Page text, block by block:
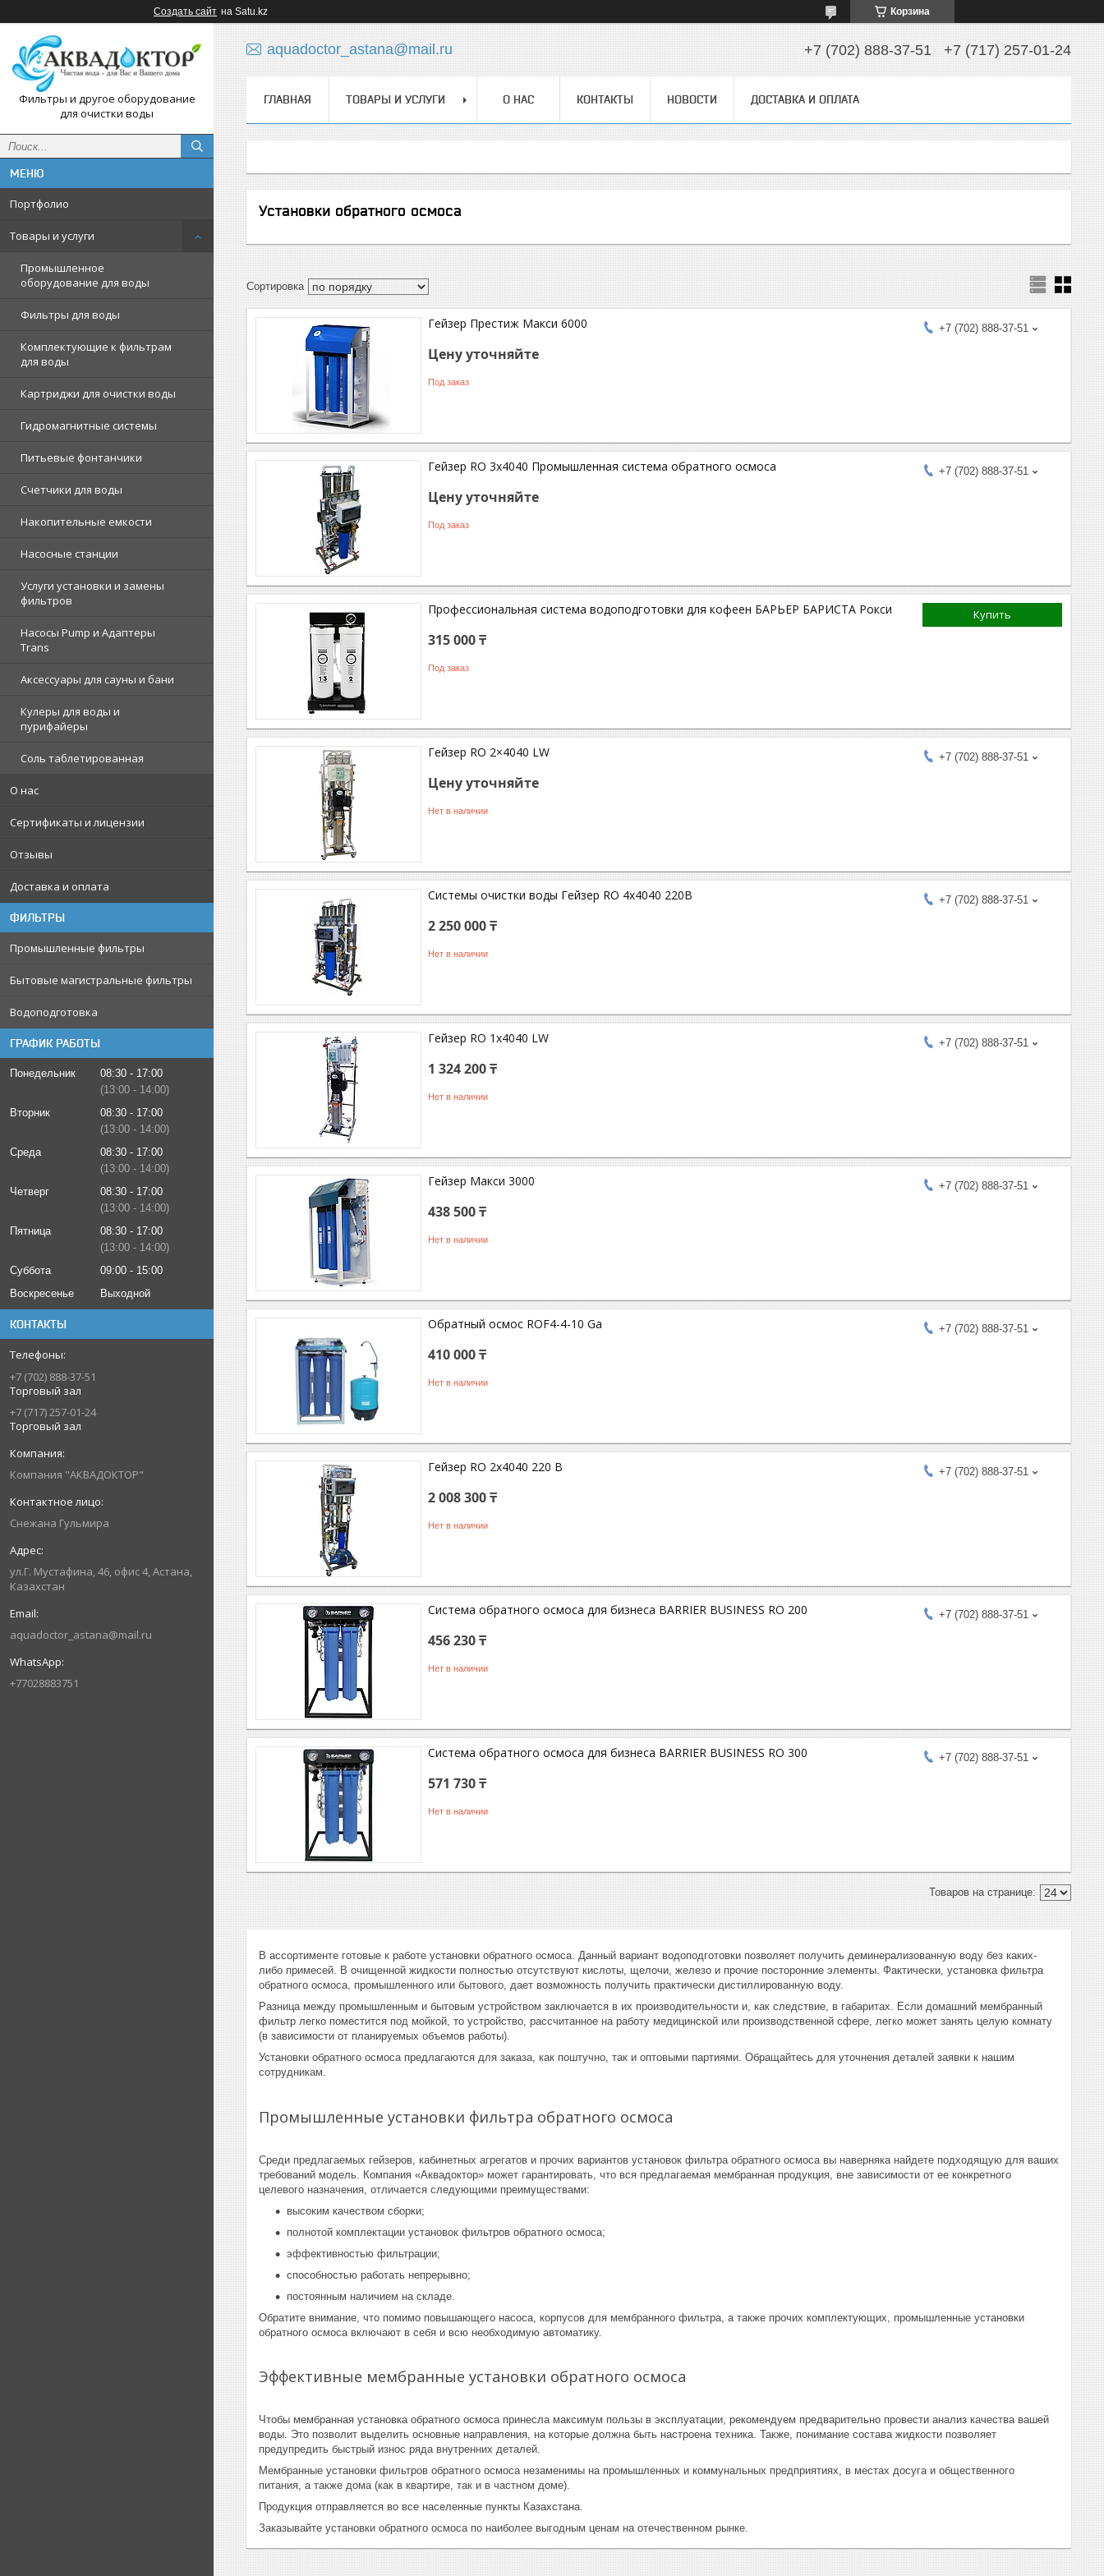
Создать сайт на Satu.kz Корзина
Фильтры и другое оборудование
для очистки воды
Портфолио
Товары и услуги
Промышленное
оборудование для воды
Фильтры для воды
Комплектующие к фильтрам
для воды
Картриджи для очистки воды
Гидромагнитные системы
Питьевые фонтанчики
Счетчики для воды
Накопительные емкости
Насосные станции
Услуги установки и замены
фильтров
Насосы Pump и Адаптеры
Trans
Аксессуары для сауны и бани
Кулеры для воды и
пурифайеры
Соль таблетированная
О нас
Сертификаты и лицензии
Отзывы
Доставка и оплата
ФИЛЬТРЫ
Промышленные фильтры
Бытовые магистральные фильтры
Водоподготовка
ГРАФИК РАБОТЫ
Понедельник 08:30
17:00
13:00
14:00
Вторник
08:30
17:00
13:00
14:00
Среда
08:30
17:00
13:00
14:00
Четверг
08:30
17:00
13:00
14:00
Пятница
08:30
17:00
13:00
14:00
Суббота
09:00
15:00
Воскресенье
Выходной
КОНТАКТЫ
+7 (702) 888-37-51
Торговый зал
+7 (717) 257-01-24
Торговый зал
Компания "АКВАДОКТОР"
Снежана Гульмира
ул.Г. Мустафина, 46, офис 4, Астана,
Казахстан
aquadoctor_astana@mail.ru
+77028883751
aquadoctor_astana@mail.ru +7 (702) 888-37-51 +7 (717) 257-01-24
ГЛАВНАЯ ТОВАРЫ И УСЛУГИ О НАС КОНТАКТЫ НОВОСТИ ДОСТАВКА И ОПЛАТА
Установки обратного осмоса
+7 (702) 888-37-51
Гейзер Престиж Макси 6000
Цену уточняйте
Под заказ
+7 (702) 888-37-51
Гейзер RO 3x4040 Промышленная система обратного осмоса
Цену уточняйте
Под заказ
Купить
Профессиональная система водоподготовки для кофеен БАРЬЕР БАРИСТА Рокси
315 000 ₸
Под заказ
+7 (702) 888-37-51
Гейзер RO 2×4040 LW
Цену уточняйте
Нет в наличии
+7 (702) 888-37-51
Системы очистки воды Гейзер RO 4х4040 220В
2 250 000 ₸
Нет в наличии
+7 (702) 888-37-51
Гейзер RO 1x4040 LW
1 324 200 ₸
Нет в наличии
+7 (702) 888-37-51
Гейзер Макси 3000
438 500 ₸
Нет в наличии
+7 (702) 888-37-51
Обратный осмос ROF4-4-10 Ga
410 000 ₸
Нет в наличии
+7 (702) 888-37-51
Гейзер RO 2x4040 220 В
2 008 300 ₸
Нет в наличии
+7 (702) 888-37-51
Система обратного осмоса для бизнеса BARRIER BUSINESS RO 200
456 230 ₸
Нет в наличии
+7 (702) 888-37-51
Система обратного осмоса для бизнеса BARRIER BUSINESS RO 300
571 730 ₸
Нет в наличии
В ассортименте готовые к работе установки обратного осмоса. Данный вариант водоподготовки позволяет получить деминерализованную воду без каких-
либо примесей. В очищенной жидкости полностью отсутствуют кислоты, щелочи, железо и прочие посторонние элементы. Фактически, установка фильтра
обратного осмоса, промышленного или бытового, дает возможность получить практически дистиллированную воду.
Разница между промышленным и бытовым устройством заключается в их производительности и, как следствие, в габаритах. Если домашний мембранный
фильтр легко поместится под мойкой, то устройство, рассчитанное на работу медицинской или производственной сфере, легко может занять целую комнату
(в зависимости от планируемых объемов работы).
Установки обратного осмоса предлагаются для заказа, как поштучно, так и оптовыми партиями. Обращайтесь для уточнения деталей заявки к нашим
сотрудникам.
Промышленные установки фильтра обратного осмоса
Среди предлагаемых гейзеров, кабинетных агрегатов и прочих вариантов установок фильтра обратного осмоса вы наверняка найдете подходящую для ваших
требований модель. Компания «Аквадоктор» может гарантировать, что вся предлагаемая мембранная продукция, вне зависимости от ее конкретного
целевого назначения, отличается следующими преимуществами:
высоким качеством сборки;
полнотой комплектации установок фильтров обратного осмоса;
эффективностью фильтрации;
способностью работать непрерывно;
постоянным наличием на складе.
Обратите внимание, что помимо повышающего насоса, корпусов для мембранного фильтра, а также прочих комплектующих, промышленные установки
обратного осмоса включают в себя и всю необходимую автоматику.
Эффективные мембранные установки обратного осмоса
Чтобы мембранная установка обратного осмоса принесла максимум пользы в эксплуатации, рекомендуем предварительно провести анализ качества вашей
воды. Это позволит выделить основные направления, на которые должна быть настроена техника. Также, понимание состава жидкости позволяет
предупредить быстрый износ ряда внутренних деталей.
Мембранные установки фильтров обратного осмоса незаменимы на промышленных и коммунальных предприятиях, в местах досуга и общественного
питания, а также дома (как в квартире, так и в частном доме).
Продукция отправляется во все населенные пункты Казахстана.
Заказывайте установки обратного осмоса по наиболее выгодным ценам на отечественном рынке.